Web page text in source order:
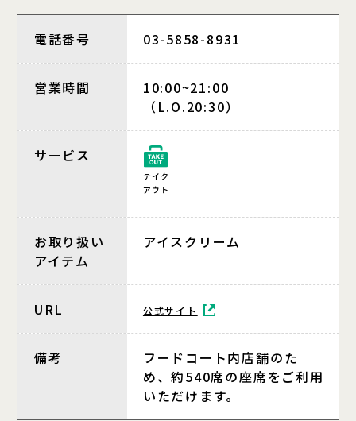
電話番号 03-5858-8931
営業時間
10:00~21:00
（L.O.20:30）
サービス
テイク
アウト
お取り扱い
アイテム
アイスクリーム
URL 公式サイト
備考
フードコート内店舗のた
め、約540席の座席をご利用
いただけます。